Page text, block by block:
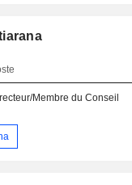
Membre du Conseil